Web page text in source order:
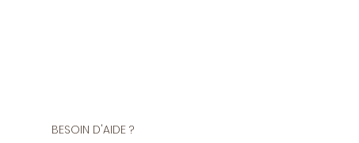
BESOIN D'AIDE ?